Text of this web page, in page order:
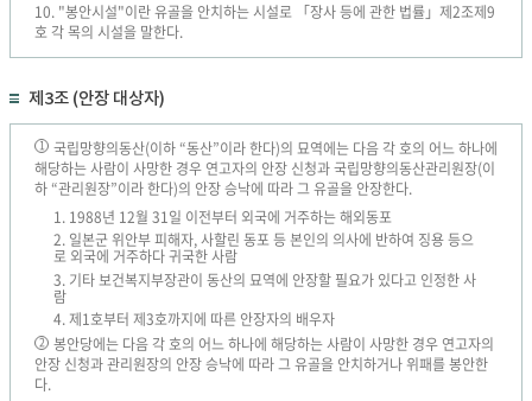
10. "봉안시설"이란 유골을 안치하는 시설로 「장사 등에 관한 법률」제2조제9
호 각 목의 시설을 말한다.
제3조 (안장 대상자)
1 국립망향의동산(이하 “동산”이라 한다)의 묘역에는 다음 각 호의 어느 하나에
해당하는 사람이 사망한 경우 연고자의 안장 신청과 국립망향의동산관리원장(이
하 “관리원장”이라 한다)의 안장 승낙에 따라 그 유골을 안장한다.
1. 1988년 12월 31일 이전부터 외국에 거주하는 해외동포
2. 일본군 위안부 피해자, 사할린 동포 등 본인의 의사에 반하여 징용 등으
로 외국에 거주하다 귀국한 사람
3. 기타 보건복지부장관이 동산의 묘역에 안장할 필요가 있다고 인정한 사
람
4. 제1호부터 제3호까지에 따른 안장자의 배우자
2 봉안당에는 다음 각 호의 어느 하나에 해당하는 사람이 사망한 경우 연고자의
안장 신청과 관리원장의 안장 승낙에 따라 그 유골을 안치하거나 위패를 봉안한
다.